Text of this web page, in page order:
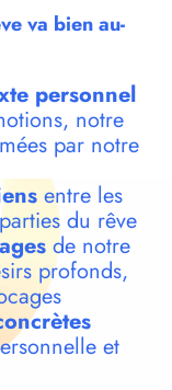
va bien au-
personnel
notre
par notre
entre les
du rêve
de notre
profonds,
et